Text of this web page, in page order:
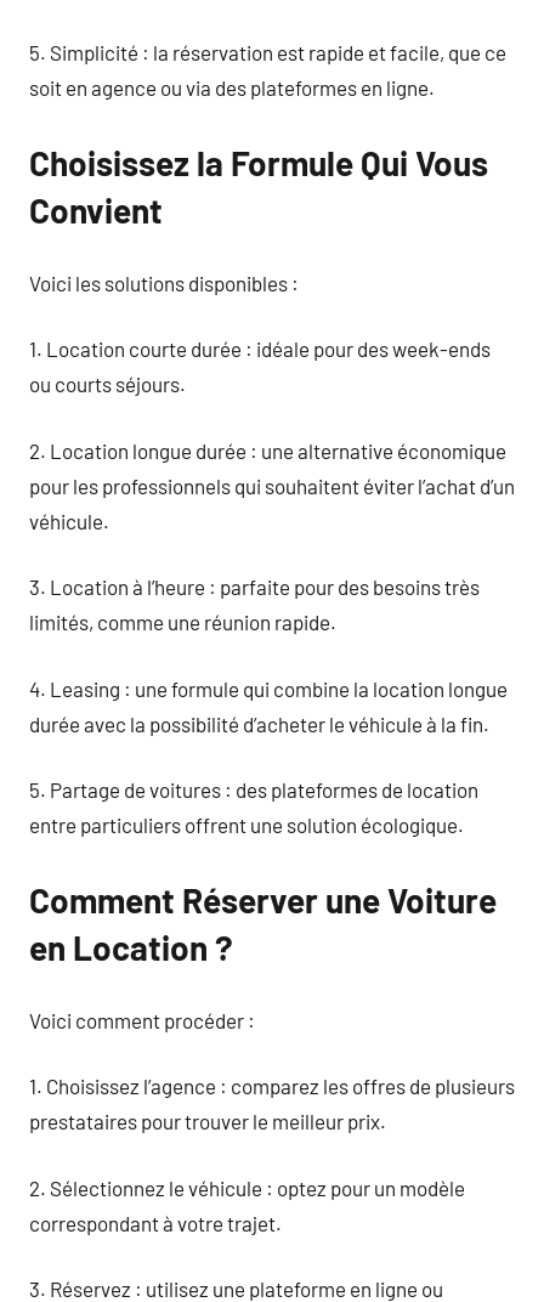
5. Simplicité : la réservation est rapide et facile, que ce
soit en agence ou via des plateformes en ligne.
Choisissez la Formule Qui Vous
Convient
Voici les solutions disponibles :
1. Location courte durée : idéale pour des week-ends
ou courts séjours.
2. Location longue durée : une alternative économique
pour les professionnels qui souhaitent éviter l’achat d’un
véhicule.
3. Location à l’heure : parfaite pour des besoins très
limités, comme une réunion rapide.
4. Leasing : une formule qui combine la location longue
durée avec la possibilité d’acheter le véhicule à la fin.
5. Partage de voitures : des plateformes de location
entre particuliers offrent une solution écologique.
Comment Réserver une Voiture
en Location ?
Voici comment procéder :
1. Choisissez l’agence : comparez les offres de plusieurs
prestataires pour trouver le meilleur prix.
2. Sélectionnez le véhicule : optez pour un modèle
correspondant à votre trajet.
3. Réservez : utilisez une plateforme en ligne ou